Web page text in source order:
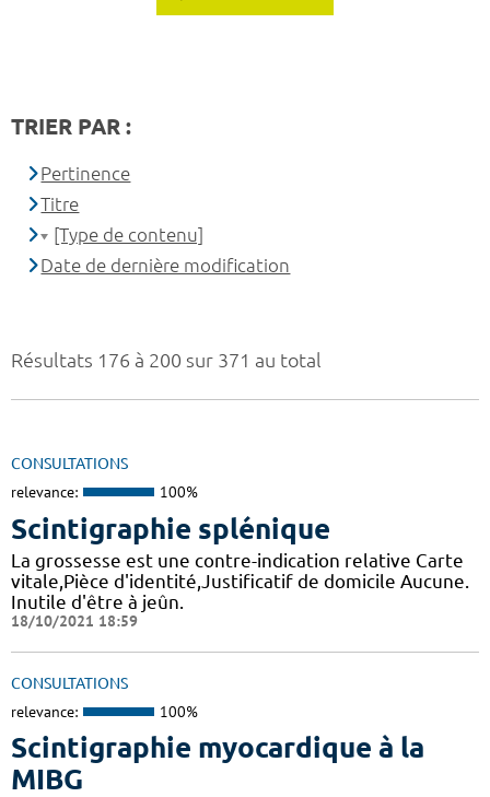
Résultats 176 à 200 sur 371 au total
CONSULTATIONS
relevance: 100%
Scintigraphie splénique
La grossesse est une contre-indication relative Carte
vitale,Pièce d'identité,Justificatif de domicile Aucune.
Inutile d'être à jeûn.
18/10/2021 18:59
CONSULTATIONS
relevance: 100%
Scintigraphie myocardique à la
MIBG
TRIER PAR :
Pertinence
Titre
[Type de contenu]
Date de dernière modification